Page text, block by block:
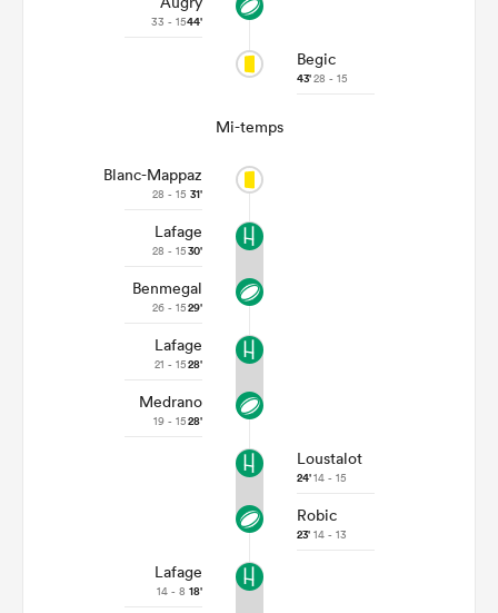
33 - 1544'
Begic
43'28 - 15
Mi-temps
Blanc-Mappaz
28 - 15 31'
Lafage
28 - 1530'
Benmegal
26 - 1529'
Lafage
21 - 1528'
Medrano
19 - 1528'
Loustalot
24'14 - 15
Robic
23' 14 - 13
Lafage
14 - 8 18'